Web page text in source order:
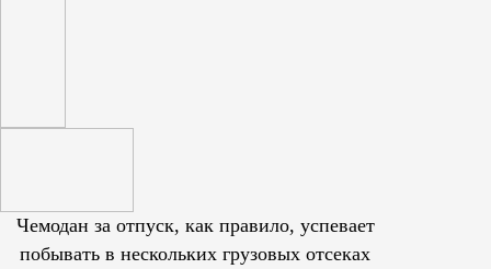
Чемодан за отпуск, как правило, успевает
побывать в нескольких грузовых отсеках